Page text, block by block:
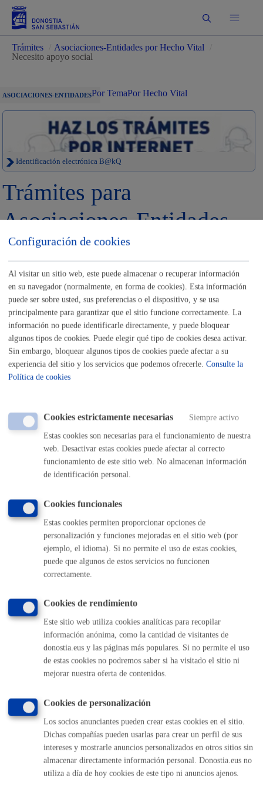
Buscar
Trámites Asociaciones-Entidades por Hecho Vital
Necesito apoyo social
ASOCIACIONES-ENTIDADESPor TemaPor Hecho Vital
Identificación electrónica B@kQ
Trámites para
Asociaciones-Entidades
Sede electrónica Nota legal
Buscar
Listado completo de Trámites
Necesito apoyo social
Registro general: presentar alegaciones o recursos en un
expediente
PRESENCIAL
TELÉFONO
MÁQUINA
Comunícate con el Ayuntamiento de Donostia / San
Sebastián
(gratuito desde Donostia / San Sebastián)
Buzón de la ciudadanía
Informar de un error en la web
Enlaces útiles
Ofertas de empleo
Sede electrónica
Mapas - GeoDonostia
Sala de prensa
Mapa web
Otras páginas web corporativas
Configuración de cookies
Al visitar un sitio web, este puede almacenar o recuperar información
en su navegador (normalmente, en forma de cookies). Esta información
puede ser sobre usted, sus preferencias o el dispositivo, y se usa
principalmente para garantizar que el sitio funcione correctamente. La
información no puede identificarle directamente, y puede bloquear
algunos tipos de cookies. Puede elegir qué tipo de cookies desea activar.
Sin embargo, bloquear algunos tipos de cookies puede afectar a su
experiencia del sitio y los servicios que podemos ofrecerle. Consulte la
Política de cookies
Cookies estrictamente necesarias Siempre activo
Estas cookies son necesarias para el funcionamiento de nuestra
web. Desactivar estas cookies puede afectar al correcto
funcionamiento de este sitio web. No almacenan información
de identificación personal.
Cookies funcionales
Estas cookies permiten proporcionar opciones de
personalización y funciones mejoradas en el sitio web (por
ejemplo, el idioma). Si no permite el uso de estas cookies,
puede que algunos de estos servicios no funcionen
correctamente.
Cookies de rendimiento
Este sitio web utiliza cookies analíticas para recopilar
información anónima, como la cantidad de visitantes de
donostia.eus y las páginas más populares. Si no permite el uso
de estas cookies no podremos saber si ha visitado el sitio ni
mejorar nuestra oferta de contenidos.
Cookies de personalización
Los socios anunciantes pueden crear estas cookies en el sitio.
Dichas compañías pueden usarlas para crear un perfil de sus
intereses y mostrarle anuncios personalizados en otros sitios sin
almacenar directamente información personal. Donostia.eus no
utiliza a día de hoy cookies de este tipo ni anuncios ajenos.